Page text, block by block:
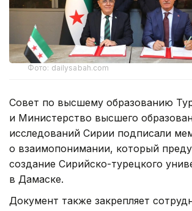
Фото: dailysabah.com
Совет по высшему образованию
и Министерство высшего
исследований Сирии подписали
о взаимопонимании, который
создание Сирийско-турецкого
в Дамаске.
Документ также закрепляет